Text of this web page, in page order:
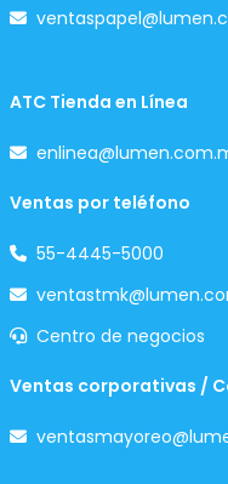
ATC Tienda en Línea
Ventas por teléfono
55-4445-5000
Centro de negocios
Ventas corporativas /